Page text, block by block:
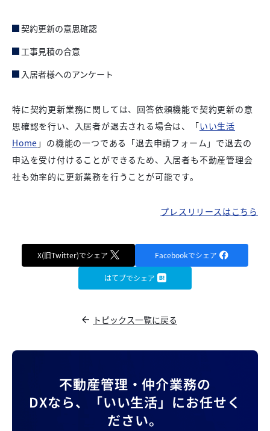
契約更新の意思確認
工事見積の合意
入居者様へのアンケート
特に契約更新業務に関しては、回答依頼機能で契約更新の意
思確認を行い、入居者が退去される場合は、「いい生活
Home 」の機能の一つである「退去申請フォーム」で退去の
申込を受け付けることができるため、入居者も不動産管理会
社も効率的に更新業務を行うことが可能です。
プレスリリースはこちら
X(旧Twitter)でシェア Facebookでシェア
はてブでシェア
トピックス一覧に戻る
不動産管理・仲介業務の
DXなら、
「いい生活」にお任せく
ださい。